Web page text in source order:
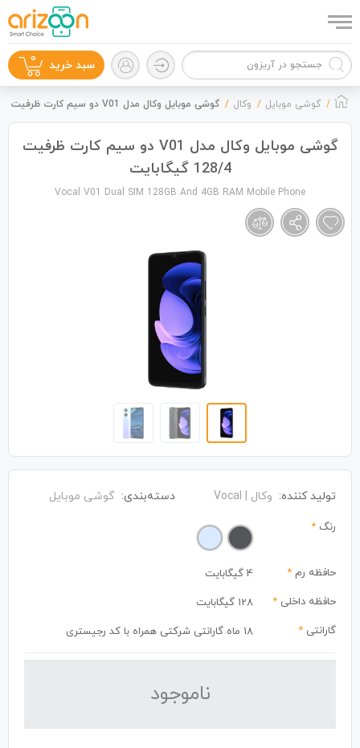
سبد خرید 0
گوشی موبایل وکال گوشی موبایل وکال مدل V01 دو سیم کارت ظرفیت 128/4 گیگابایت
گوشی موبایل وکال مدل V01 دو سیم کارت ظرفیت
128/4 گیگابایت
Vocal V01 Dual SIM 128GB And 4GB RAM Mobile Phone
تولید کننده: وکال | Vocal دسته‌بندی: گوشی موبایل
رنگ *
حافظه رم *
4 گیگابایت
حافظه داخلی *
128 گیگابایت
گارانتی * 18 ماه گارانتی شرکتی همراه با کد رجیستری
نا‌موجود